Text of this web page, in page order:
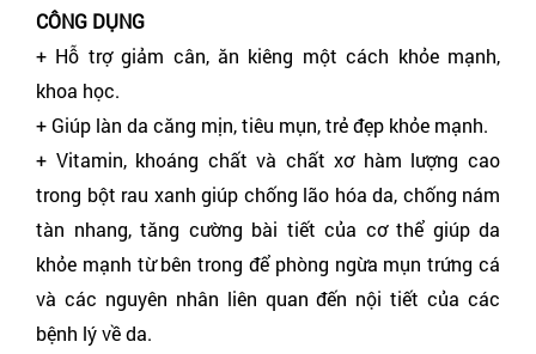
CÔNG DỤNG
+ Hỗ trợ giảm cân, ăn kiêng một cách khỏe mạnh,
khoa học.
+ Giúp làn da căng mịn, tiêu mụn, trẻ đẹp khỏe mạnh.
+ Vitamin, khoáng chất và chất xơ hàm lượng cao
trong bột rau xanh giúp chống lão hóa da, chống nám
tàn nhang, tăng cường bài tiết của cơ thể giúp da
khỏe mạnh từ bên trong để phòng ngừa mụn trứng cá
và các nguyên nhân liên quan đến nội tiết của các
bệnh lý về da.